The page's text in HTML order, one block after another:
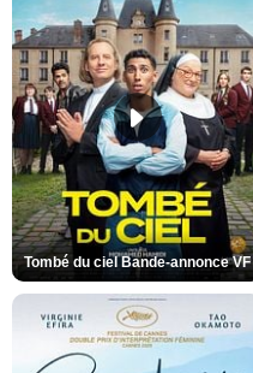
Tombé du ciel Bande-annonce VF